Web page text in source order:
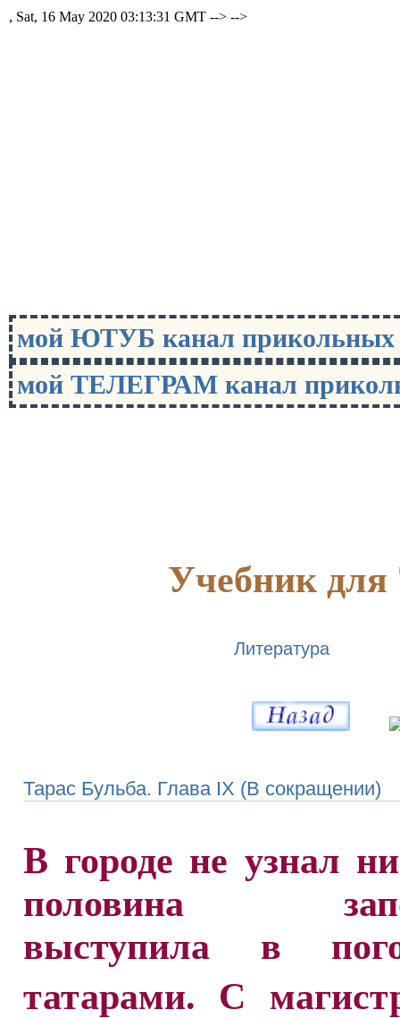
, Sat, 16 May 2020 03:13:31 GMT --> -->
мой ЮТУБ канал
мой ТЕЛЕГРАМ канал
Учебник для
Литература
Тарас Бульба. Глава IX (В сокращении)
В городе не узнал
половина
выступила в
татарами. С